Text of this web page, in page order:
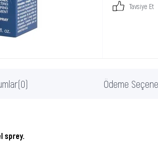
Tavsiye Et
(0) Ödeme
sprey.